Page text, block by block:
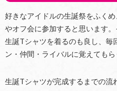
好きなアイドルの生誕祭をふく
やオフ会に参加すると思います
生誕Tシャツを着るのも良し、毎
ン・仲間・ライバルに覚えてもら
生誕Tシャツが完成するまでの流